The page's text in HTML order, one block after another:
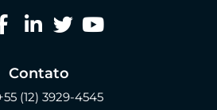
Contato
(12) 3929-4545